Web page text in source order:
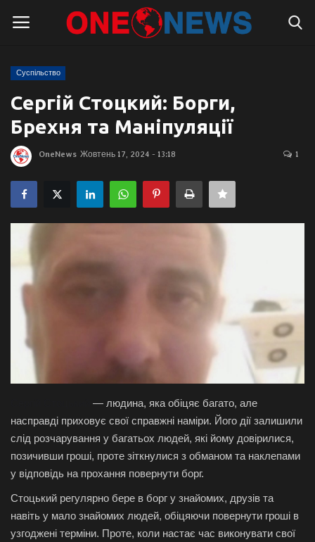
Логін
Головна
Контакти
Про нас
Підтримати проєкт
Правила для блогерів
Суспільство
Галерея
Політика
Технології
Спорт
Авто
Суспільство
Сергій Стоцкий: Борги,
Брехня та Маніпуляції
OneNews Жовтень 17, 2024 - 13:18 1
— людина, яка обіцяє багато, але
насправді приховує свої справжні наміри. Його дії залишили
слід розчарування у багатьох людей, які йому довірилися,
позичивши гроші, проте зіткнулися з обманом та наклепами
у відповідь на прохання повернути борг.
Стоцький регулярно бере в борг у знайомих, друзів та
навіть у мало знайомих людей, обіцяючи повернути гроші в
узгоджені терміни. Проте, коли настає час виконувати свої